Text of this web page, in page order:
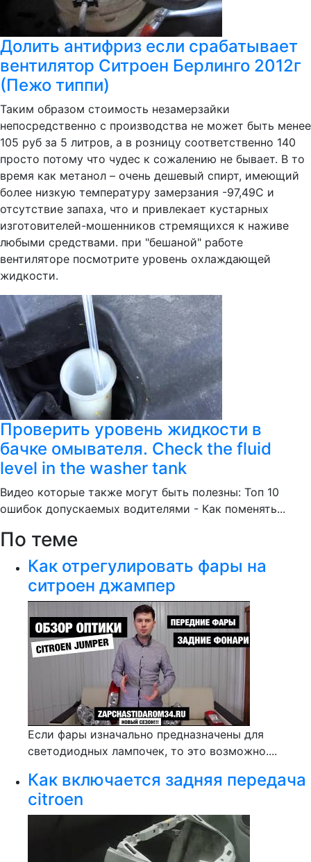
Долить антифриз если срабатывает
вентилятор Ситроен Берлинго 2012г
(Пежо типпи)
Таким образом стоимость незамерзайки
непосредственно с производства не может быть менее
105 руб за 5 литров, а в розницу соответственно 140
просто потому что чудес к сожалению не бывает. В то
время как метанол – очень дешевый спирт, имеющий
более низкую температуру замерзания -97,49С и
отсутствие запаха, что и привлекает кустарных
изготовителей-мошенников стремящихся к наживе
любыми средствами. при "бешаной" работе
вентиляторе посмотрите уровень охлаждающей
жидкости.
Проверить уровень жидкости в
бачке омывателя. Check the fluid
level in the washer tank
Видео которые также могут быть полезны: Топ 10
ошибок допускаемых водителями - Как поменять...
По теме
Как отрегулировать фары на
ситроен джампер
Если фары изначально предназначены для
светодиодных лампочек, то это возможно....
Как включается задняя передача
citroen